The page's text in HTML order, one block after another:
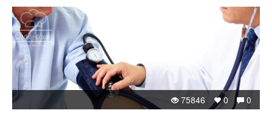
0
0
75846